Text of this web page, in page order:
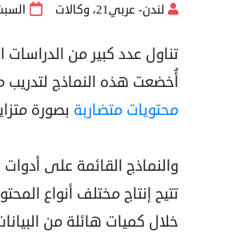
لندن- عربي21، وكالات السبت، 03-
تناول عدد كبير من
أُخضعت هذه النماذج لتدريب
محتويات متضاربة بصورة
والنماذج القائمة على
تتيح إنتاج مختلف أنواع
خلال كميات هائلة من